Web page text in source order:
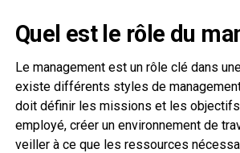
Quel est le rôle du
Le management est un rôle clé dans
existe différents styles de
doit définir les missions et les
employé, créer un environnement de
veiller à ce que les ressources